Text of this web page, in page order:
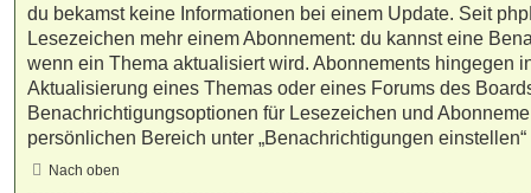
du bekamst keine Informationen bei einem Update. Seit
Lesezeichen mehr einem Abonnement: du kannst eine
wenn ein Thema aktualisiert wird. Abonnements hingegen
Aktualisierung eines Themas oder eines Forums des
Benachrichtigungsoptionen für Lesezeichen und
persönlichen Bereich unter „Benachrichtigungen
Nach oben